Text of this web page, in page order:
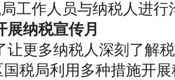
工作人员与纳税人进行
展纳税宣传月
让更多纳税人深刻了解
税局利用多种措施开